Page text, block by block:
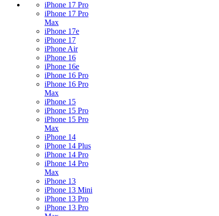
iPhone 17 Pro
iPhone 17 Pro
Max
iPhone 17e
iPhone 17
iPhone Air
iPhone 16
iPhone 16e
iPhone 16 Pro
iPhone 16 Pro
Max
iPhone 15
iPhone 15 Pro
iPhone 15 Pro
Max
iPhone 14
iPhone 14 Plus
iPhone 14 Pro
iPhone 14 Pro
Max
iPhone 13
iPhone 13 Mini
iPhone 13 Pro
iPhone 13 Pro